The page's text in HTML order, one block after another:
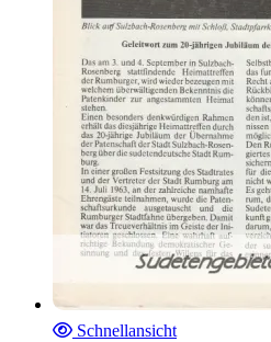
Schnellansicht